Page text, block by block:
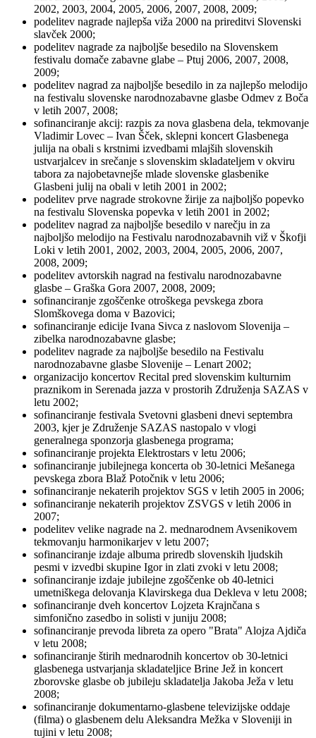
2002, 2003, 2004, 2005, 2006, 2007, 2008, 2009;
podelitev nagrade najlepša viža 2000 na prireditvi Slovenski
slavček 2000;
podelitev nagrade za najboljše besedilo na Slovenskem
festivalu domače zabavne glabe – Ptuj 2006, 2007, 2008,
2009;
podelitev nagrad za najboljše besedilo in za najlepšo melodijo
na festivalu slovenske narodnozabavne glasbe Odmev z Boča
v letih 2007, 2008;
sofinanciranje akcij: razpis za nova glasbena dela, tekmovanje
Vladimir Lovec – Ivan Šček, sklepni koncert Glasbenega
julija na obali s krstnimi izvedbami mlajših slovenskih
ustvarjalcev in srečanje s slovenskim skladateljem v okviru
tabora za najobetavnejše mlade slovenske glasbenike
Glasbeni julij na obali v letih 2001 in 2002;
podelitev prve nagrade strokovne žirije za najboljšo popevko
na festivalu Slovenska popevka v letih 2001 in 2002;
podelitev nagrad za najboljše besedilo v narečju in za
najboljšo melodijo na Festivalu narodnozabavnih viž v Škofji
Loki v letih 2001, 2002, 2003, 2004, 2005, 2006, 2007,
2008, 2009;
podelitev avtorskih nagrad na festivalu narodnozabavne
glasbe – Graška Gora 2007, 2008, 2009;
sofinanciranje zgoščenke otroškega pevskega zbora
Slomškovega doma v Bazovici;
sofinanciranje edicije Ivana Sivca z naslovom Slovenija –
zibelka narodnozabavne glasbe;
podelitev nagrade za najboljše besedilo na Festivalu
narodnozabavne glasbe Slovenije – Lenart 2002;
organizacijo koncertov Recital pred slovenskim kulturnim
praznikom in Serenada jazza v prostorih Združenja SAZAS v
letu 2002;
sofinanciranje festivala Svetovni glasbeni dnevi septembra
2003, kjer je Združenje SAZAS nastopalo v vlogi
generalnega sponzorja glasbenega programa;
sofinanciranje projekta Elektrostars v letu 2006;
sofinanciranje jubilejnega koncerta ob 30-letnici Mešanega
pevskega zbora Blaž Potočnik v letu 2006;
sofinanciranje nekaterih projektov SGS v letih 2005 in 2006;
sofinanciranje nekaterih projektov ZSVGS v letih 2006 in
2007;
podelitev velike nagrade na 2. mednarodnem Avsenikovem
tekmovanju harmonikarjev v letu 2007;
sofinanciranje izdaje albuma priredb slovenskih ljudskih
pesmi v izvedbi skupine Igor in zlati zvoki v letu 2008;
sofinanciranje izdaje jubilejne zgoščenke ob 40-letnici
umetniškega delovanja Klavirskega dua Dekleva v letu 2008;
sofinanciranje dveh koncertov Lojzeta Krajnčana s
simfonično zasedbo in solisti v juniju 2008;
sofinanciranje prevoda libreta za opero "Brata" Alojza Ajdiča
v letu 2008;
sofinanciranje štirih mednarodnih koncertov ob 30-letnici
glasbenega ustvarjanja skladateljice Brine Jež in koncert
zborovske glasbe ob jubileju skladatelja Jakoba Ježa v letu
2008;
sofinanciranje dokumentarno-glasbene televizijske oddaje
(filma) o glasbenem delu Aleksandra Mežka v Sloveniji in
tujini v letu 2008;